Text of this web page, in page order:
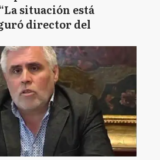
situación está
director del